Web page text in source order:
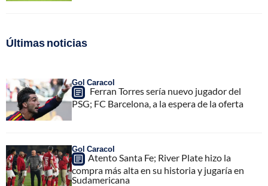
Últimas noticias
Gol Caracol
Ferran Torres sería nuevo jugador del
PSG; FC Barcelona, a la espera de la oferta
Gol Caracol
Atento Santa Fe; River Plate hizo la
compra más alta en su historia y jugaría en
Sudamericana